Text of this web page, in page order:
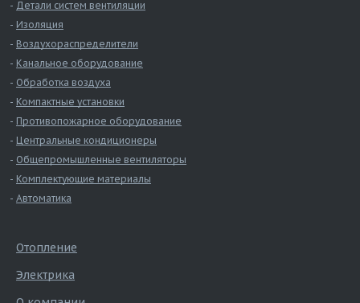
Детали систем вентиляции
Изоляция
Воздухораспределители
Канальное оборудование
Обработка воздуха
Компактные установки
Противопожарное оборудование
Центральные кондиционеры
Общепромышленные вентиляторы
Комплектующие материалы
Автоматика
Отопление
Электрика